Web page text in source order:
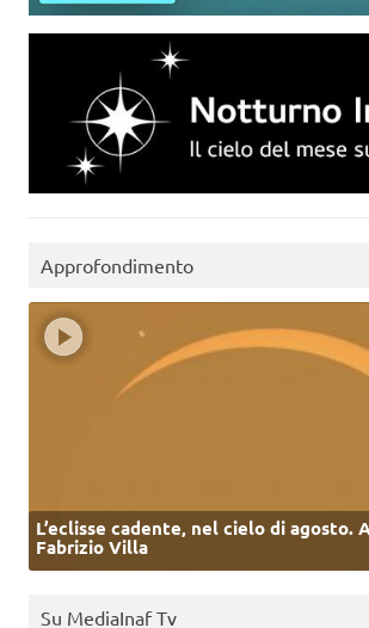
Approfondimento
L’eclisse cadente, nel cielo di agosto.
Fabrizio Villa
Su MediaInaf Tv